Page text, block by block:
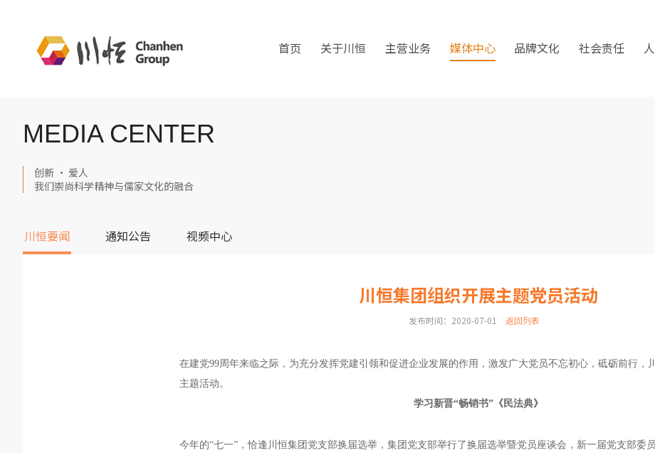
首页 关于川恒 主营业务 媒体中心 品牌文化 社会责任
MEDIA CENTER
创新 · 爱人
我们崇尚科学精神与儒家文化的融合
川恒要闻 通知公告 视频中心
川恒集团组织开展主题党员活动
发布时间：2020-07-01 返回列表
在建党99周年来临之际，为充分发挥党建引领和促进企业发展的作用 ，激发广大党员不忘初心，砥砺前行 ，
主题活动。
学习新晋“畅销书”《民法典》
今年的“七一” ，恰逢川恒集团党支部换届选举，集团党支部举行了换届选举暨党员座谈会 ， 新一届党支部委员